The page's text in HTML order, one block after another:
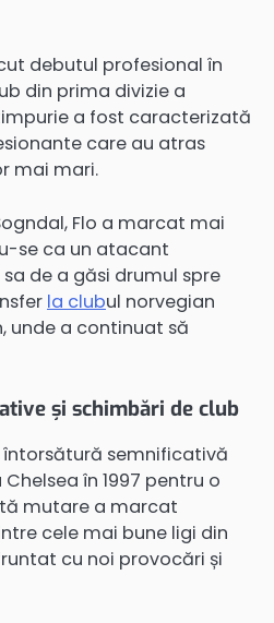
debutul profesional în
din prima divizie a
a fost caracterizată
care au atras
mai mari.
Flo a marcat mai
se ca un atacant
de a găsi drumul spre
la clubul norvegian
unde a continuat să
și schimbări de club
întorsătură semnificativă
în 1997 pentru o
mutare a marcat
cele mai bune ligi din
cu noi provocări și